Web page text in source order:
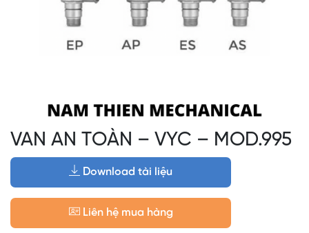
VAN AN TOÀN – VYC – MOD.995
Download tài liệu
Liên hệ mua hàng